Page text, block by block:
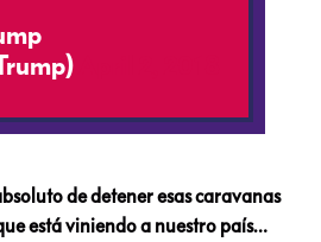
de detener esas caravanas
está viniendo a nuestro país…